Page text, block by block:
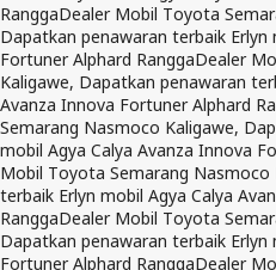
RanggaDealer Mobil Toyota
Dapatkan penawaran terbaik Erlyn
Fortuner Alphard RanggaDealer
Kaligawe, Dapatkan penawaran
Avanza Innova Fortuner Alphard
Semarang Nasmoco Kaligawe,
mobil Agya Calya Avanza Innova
Mobil Toyota Semarang
terbaik Erlyn mobil Agya Calya
RanggaDealer Mobil Toyota
Dapatkan penawaran terbaik Erlyn
Fortuner Alphard RanggaDealer